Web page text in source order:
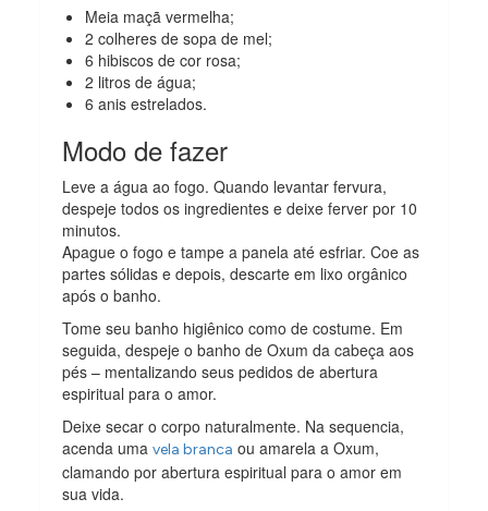
Meia maçã vermelha;
2 colheres de sopa de mel;
6 hibiscos de cor rosa;
2 litros de água;
6 anis estrelados.
Modo de fazer
Leve a água ao fogo. Quando levantar fervura,
despeje todos os ingredientes e deixe ferver por 10
minutos.
Apague o fogo e tampe a panela até esfriar. Coe as
partes sólidas e depois, descarte em lixo orgânico
após o banho.
Tome seu banho higiênico como de costume. Em
seguida, despeje o banho de Oxum da cabeça aos
pés – mentalizando seus pedidos de abertura
espiritual para o amor.
Deixe secar o corpo naturalmente. Na sequencia,
acenda umavela branca ou amarela a Oxum,
clamando por abertura espiritual para o amor em
sua vida.